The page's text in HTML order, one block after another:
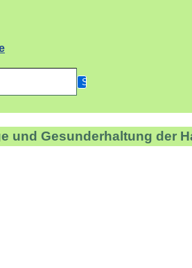
und Gesunderhaltung der